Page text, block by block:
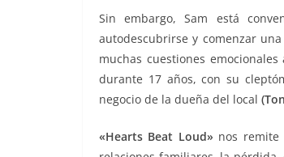
Sin embargo, Sam está
autodescubrirse y comenzar
muchas cuestiones
durante 17 años, con su
negocio de la dueña del local
«Hearts Beat Loud» nos remite